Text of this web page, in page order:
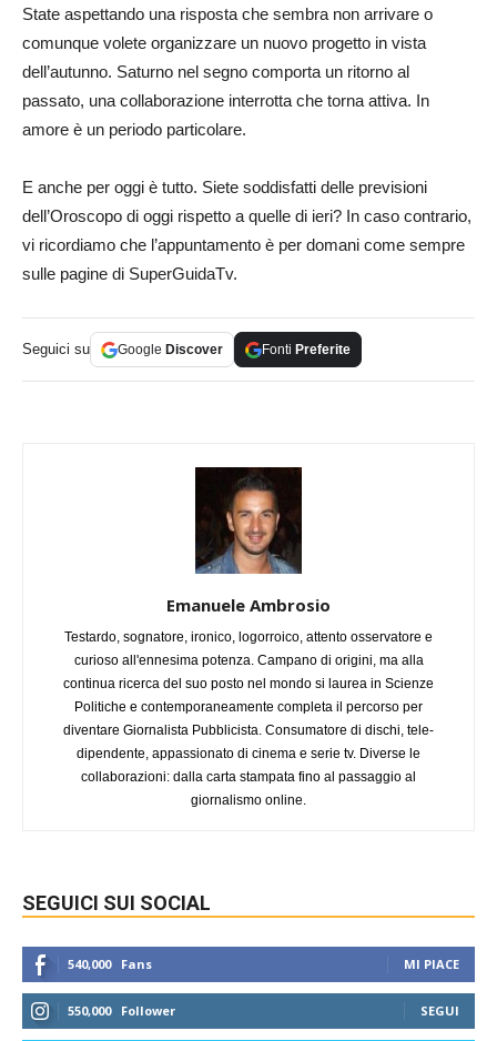
State aspettando una risposta che sembra non arrivare o
comunque volete organizzare un nuovo progetto in vista
dell’autunno. Saturno nel segno comporta un ritorno al
passato, una collaborazione interrotta che torna attiva. In
amore è un periodo particolare.
E anche per oggi è tutto. Siete soddisfatti delle previsioni
dell’Oroscopo di oggi rispetto a quelle di ieri? In caso contrario,
vi ricordiamo che l’appuntamento è per domani come sempre
sulle pagine di SuperGuidaTv.
Seguici su Google Discover Fonti Preferite
Emanuele Ambrosio
Testardo, sognatore, ironico, logorroico, attento osservatore e
curioso all'ennesima potenza. Campano di origini, ma alla
continua ricerca del suo posto nel mondo si laurea in Scienze
Politiche e contemporaneamente completa il percorso per
diventare Giornalista Pubblicista. Consumatore di dischi, tele-
dipendente, appassionato di cinema e serie tv. Diverse le
collaborazioni: dalla carta stampata fino al passaggio al
giornalismo online.
SEGUICI SUI SOCIAL
540,000 Fans MI PIACE
550,000 Follower SEGUI